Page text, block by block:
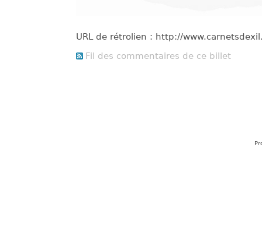
URL de rétrolien : http://
Fil des commentaires de ce billet